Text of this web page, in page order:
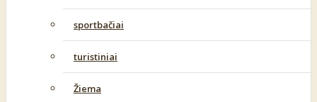
sportbačiai
turistiniai
Žiema